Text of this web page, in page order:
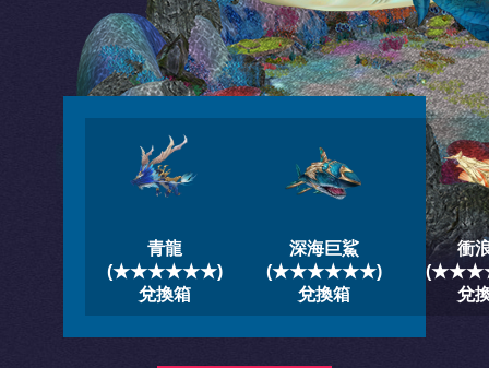
青龍
(★★★★★★)
兌換箱
深海巨鯊
(★★★★★★)
兌換箱
衝
兌